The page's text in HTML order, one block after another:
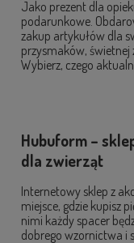
Jako prezent dla
podarunkowe.
zakup artykułów dla
przysmaków,
Wybierz, czego
Hubuform –
dla zwierząt
Internetowy sklep z
miejsce, gdzie kupisz
nimi każdy spacer
dobrego wzornictwa i